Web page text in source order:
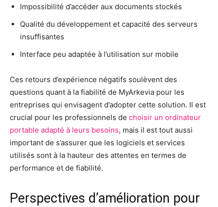
Impossibilité d’accéder aux documents stockés
Qualité du développement et capacité des serveurs
insuffisantes
Interface peu adaptée à l’utilisation sur mobile
Ces retours d’expérience négatifs soulèvent des
questions quant à la fiabilité de MyArkevia pour les
entreprises qui envisagent d’adopter cette solution. Il est
crucial pour les professionnels de choisir un ordinateur
portable adapté à leurs besoins, mais il est tout aussi
important de s’assurer que les logiciels et services
utilisés sont à la hauteur des attentes en termes de
performance et de fiabilité.
Perspectives d’amélioration pour